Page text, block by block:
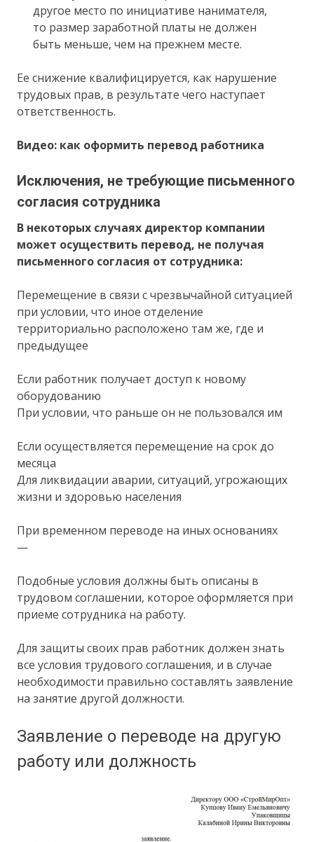
другое место по инициативе нанимателя,
то размер заработной платы не должен
быть меньше, чем на прежнем месте.
Ее снижение квалифицируется, как нарушение
трудовых прав, в результате чего наступает
ответственность.
Видео: как оформить перевод работника
Исключения, не требующие письменного
согласия сотрудника
В некоторых случаях директор компании
может осуществить перевод, не получая
письменного согласия от сотрудника:
Перемещение в связи с чрезвычайной ситуацией
при условии, что иное отделение
территориально расположено там же, где и
предыдущее
Если работник получает доступ к новому
оборудованию
При условии, что раньше он не пользовался им
Если осуществляется перемещение на срок до
месяца
Для ликвидации аварии, ситуаций, угрожающих
жизни и здоровью населения
При временном переводе на иных основаниях
—
Подобные условия должны быть описаны в
трудовом соглашении, которое оформляется при
приеме сотрудника на работу.
Для защиты своих прав работник должен знать
все условия трудового соглашения, и в случае
необходимости правильно составлять заявление
на занятие другой должности.
Заявление о переводе на другую
работу или должность